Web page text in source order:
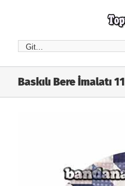
Git...
Baskılı Bere İmalatı 11